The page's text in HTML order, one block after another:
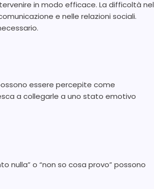
in modo efficace. La difficoltà nel
e nelle relazioni sociali.
essere percepite come
a collegarle a uno stato emotivo
nulla” o “non so cosa provo” possono